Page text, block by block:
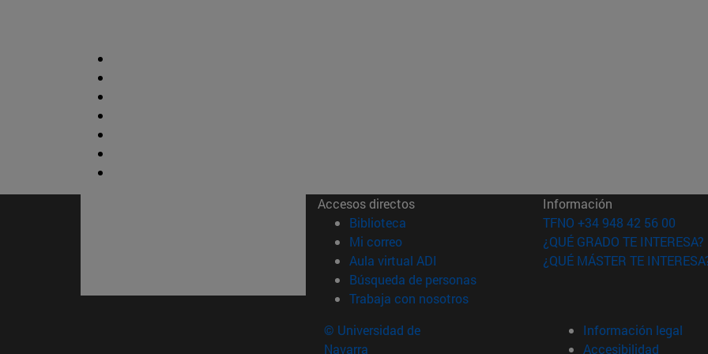
Accesos directos
Biblioteca (abre en nueva ventana)
Mi correo(abre en nueva ventana)
Aula virtual ADI (abre en nueva ventana)
Búsqueda de personas(abre en nueva ventana)
Trabaja con nosotros(abre en nueva ventana)
Información
TFNO +34 948 42 56 00
¿QUÉ GRADO TE INTERESA?
¿QUÉ MÁSTER TE
© Universidad de
Navarra
Información legal
Accesibilidad